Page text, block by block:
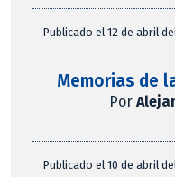
Publicado el 12 de abril
Memorias de
Por
Publicado el 10 de abril